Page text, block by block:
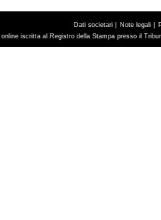
Dati societari | Note legali |
iscritta al Registro della Stampa presso il